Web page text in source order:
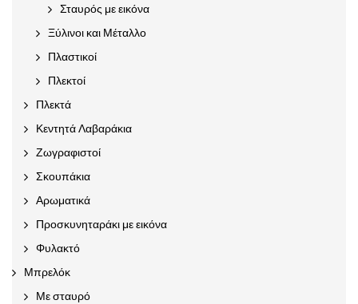
Σταυρός με εικόνα
Ξύλινοι και Μέταλλο
Πλαστικοί
Πλεκτοί
Πλεκτά
Κεντητά Λαβαράκια
Ζωγραφιστοί
Σκουπάκια
Αρωματικά
Προσκυνηταράκι με εικόνα
Φυλακτό
Μπρελόκ
Με σταυρό